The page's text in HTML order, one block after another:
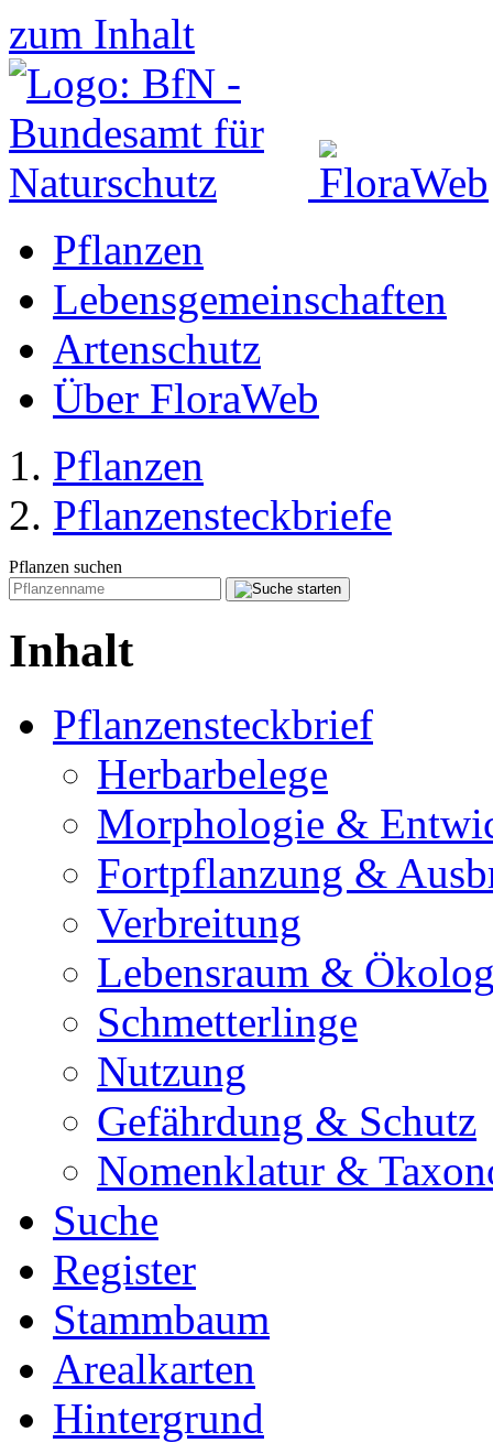
zum Inhalt
Pflanzen
Lebensgemeinschaften
Artenschutz
Über FloraWeb
Pflanzen
Pflanzensteckbriefe
Pflanzen suchen
Inhalt
Pflanzensteckbrief
Herbarbelege
Morphologie &
Fortpflanzung &
Verbreitung
Lebensraum &
Schmetterlinge
Nutzung
Gefährdung & Schutz
Nomenklatur &
Suche
Register
Stammbaum
Arealkarten
Hintergrund